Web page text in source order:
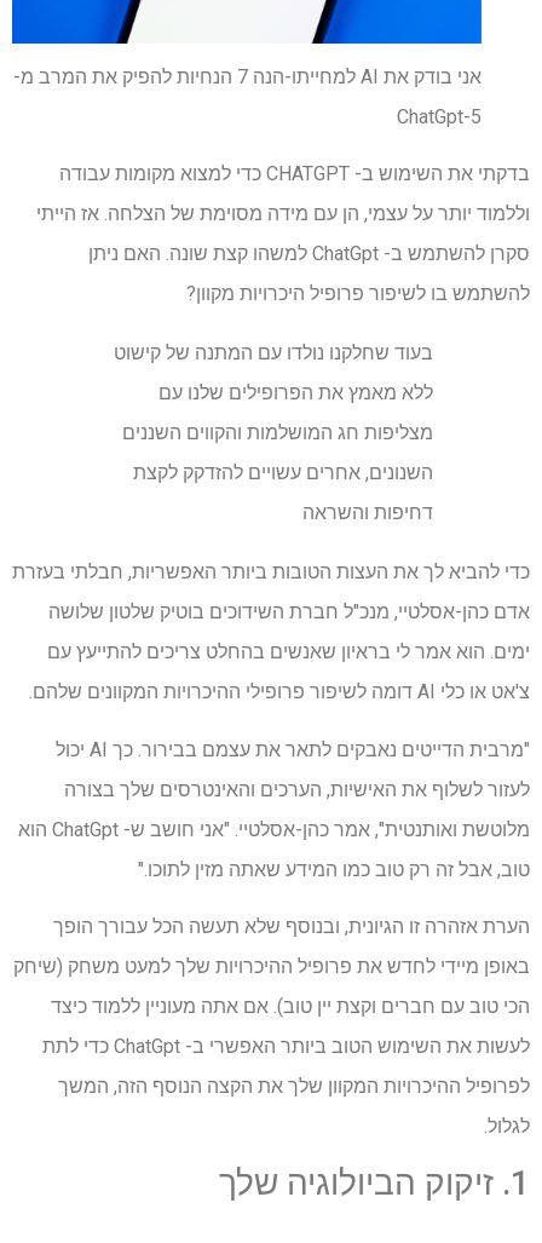
אני בודק את AI למחייתו-הנה 7 הנחיות להפיק את המרב מ-
ChatGpt-5
בדקתי את השימוש ב- CHATGPT כדי למצוא מקומות עבודה
וללמוד יותר על עצמי, הן עם מידה מסוימת של הצלחה. אז הייתי
סקרן להשתמש ב- ChatGpt למשהו קצת שונה. האם ניתן
להשתמש בו לשיפור פרופיל היכרויות מקוון?
בעוד שחלקנו נולדו עם המתנה של קישוט
ללא מאמץ את הפרופילים שלנו עם
מצליפות חג המושלמות והקווים השננים
השנונים, אחרים עשויים להזדקק לקצת
דחיפות והשראה
כדי להביא לך את העצות הטובות ביותר האפשריות, חבלתי בעזרת
אדם כהן-אסלטיי, מנכ"ל חברת השידוכים בוטיק שלטון שלושה
ימים. הוא אמר לי בראיון שאנשים בהחלט צריכים להתייעץ עם
צ'אט או כלי AI דומה לשיפור פרופילי ההיכרויות המקוונים שלהם.
"מרבית הדייטים נאבקים לתאר את עצמם בבירור. כך AI יכול
לעזור לשלוף את האישיות, הערכים והאינטרסים שלך בצורה
מלוטשת ואותנטית", אמר כהן-אסלטיי. "אני חושב ש- ChatGpt הוא
טוב, אבל זה רק טוב כמו המידע שאתה מזין לתוכו."
הערת אזהרה זו הגיונית, ובנוסף שלא תעשה הכל עבורך הופך
באופן מיידי לחדש את פרופיל ההיכרויות שלך למעט משחק (שיחק
הכי טוב עם חברים וקצת יין טוב). אם אתה מעוניין ללמוד כיצד
לעשות את השימוש הטוב ביותר האפשרי ב- ChatGpt כדי לתת
לפרופיל ההיכרויות המקוון שלך את הקצה הנוסף הזה, המשך
לגלול.
1. זיקוק הביולוגיה שלך